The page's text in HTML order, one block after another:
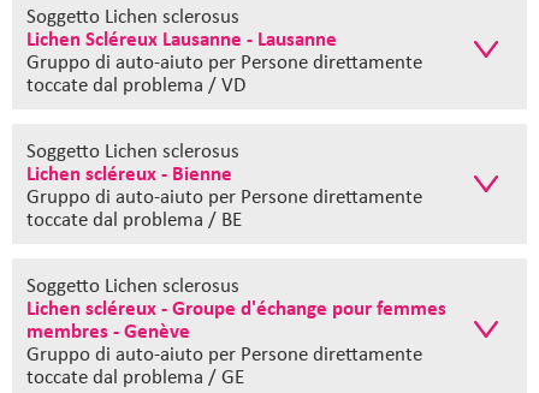
Soggetto Lichen sclerosus
Lichen Scléreux Lausanne - Lausanne
Gruppo di auto-aiuto per Persone direttamente
toccate dal problema / VD
Soggetto Lichen sclerosus
Lichen scléreux - Bienne
Gruppo di auto-aiuto per Persone direttamente
toccate dal problema / BE
Soggetto Lichen sclerosus
Lichen scléreux - Groupe d'échange pour femmes
membres - Genève
Gruppo di auto-aiuto per Persone direttamente
toccate dal problema / GE